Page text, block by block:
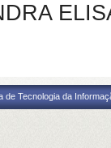
de Tecnologia da